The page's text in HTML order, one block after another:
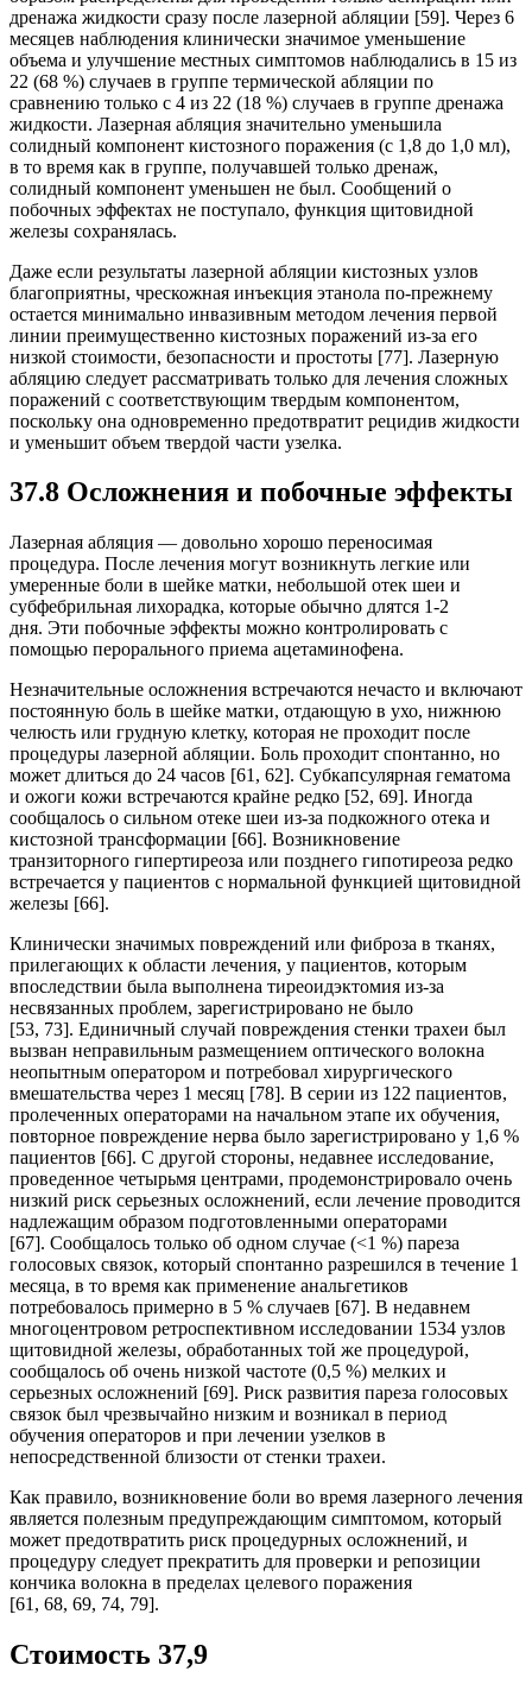
дренажа жидкости сразу после лазерной абляции [59]. Через 6
месяцев наблюдения клинически значимое уменьшение
объема и улучшение местных симптомов наблюдались в 15 из
22 (68 %) случаев в группе термической абляции по
сравнению только с 4 из 22 (18 %) случаев в группе дренажа
жидкости. Лазерная абляция значительно уменьшила
солидный компонент кистозного поражения (с 1,8 до 1,0 мл),
в то время как в группе, получавшей только дренаж,
солидный компонент уменьшен не был. Сообщений о
побочных эффектах не поступало, функция щитовидной
железы сохранялась.
Даже если результаты лазерной абляции кистозных узлов
благоприятны, чрескожная инъекция этанола по-прежнему
остается минимально инвазивным методом лечения первой
линии преимущественно кистозных поражений из-за его
низкой стоимости, безопасности и простоты [77]. Лазерную
абляцию следует рассматривать только для лечения сложных
поражений с соответствующим твердым компонентом,
поскольку она одновременно предотвратит рецидив жидкости
и уменьшит объем твердой части узелка.
37.8 Осложнения и побочные эффекты
Лазерная абляция — довольно хорошо переносимая
процедура. После лечения могут возникнуть легкие или
умеренные боли в шейке матки, небольшой отек шеи и
субфебрильная лихорадка, которые обычно длятся 1-2
дня. Эти побочные эффекты можно контролировать с
помощью перорального приема ацетаминофена.
Незначительные осложнения встречаются нечасто и включают
постоянную боль в шейке матки, отдающую в ухо, нижнюю
челюсть или грудную клетку, которая не проходит после
процедуры лазерной абляции. Боль проходит спонтанно, но
может длиться до 24 часов [61, 62]. Субкапсулярная гематома
и ожоги кожи встречаются крайне редко [52, 69]. Иногда
сообщалось о сильном отеке шеи из-за подкожного отека и
кистозной трансформации [66]. Возникновение
транзиторного гипертиреоза или позднего гипотиреоза редко
встречается у пациентов с нормальной функцией щитовидной
железы [66].
Клинически значимых повреждений или фиброза в тканях,
прилегающих к области лечения, у пациентов, которым
впоследствии была выполнена тиреоидэктомия из-за
несвязанных проблем, зарегистрировано не было
[53, 73]. Единичный случай повреждения стенки трахеи был
вызван неправильным размещением оптического волокна
неопытным оператором и потребовал хирургического
вмешательства через 1 месяц [78]. В серии из 122 пациентов,
пролеченных операторами на начальном этапе их обучения,
повторное повреждение нерва было зарегистрировано у 1,6 %
пациентов [66]. С другой стороны, недавнее исследование,
проведенное четырьмя центрами, продемонстрировало очень
низкий риск серьезных осложнений, если лечение проводится
надлежащим образом подготовленными операторами
[67]. Сообщалось только об одном случае (<1 %) пареза
голосовых связок, который спонтанно разрешился в течение 1
месяца, в то время как применение анальгетиков
потребовалось примерно в 5 % случаев [67]. В недавнем
многоцентровом ретроспективном исследовании 1534 узлов
щитовидной железы, обработанных той же процедурой,
сообщалось об очень низкой частоте (0,5 %) мелких и
серьезных осложнений [69]. Риск развития пареза голосовых
связок был чрезвычайно низким и возникал в период
обучения операторов и при лечении узелков в
непосредственной близости от стенки трахеи.
Как правило, возникновение боли во время лазерного лечения
является полезным предупреждающим симптомом, который
может предотвратить риск процедурных осложнений, и
процедуру следует прекратить для проверки и репозиции
кончика волокна в пределах целевого поражения
[61, 68, 69, 74, 79].
Стоимость 37,9